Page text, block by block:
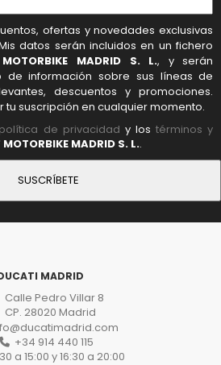
ofertas y novedades exclusivas
datos serán incluidos en un fichero
MADRID S. L., y serán
de información sobre sus líneas de
descuentos y promociones.
suscripción en cualquier momento.
política de privacidad y lostérminos y
MOTORBIKE MADRID S. L..
MADRID
Calle Pedro Villar 8
CP. 28020 Madrid
+34 914 440 115
a 15:00 y 16:30 a 20:00